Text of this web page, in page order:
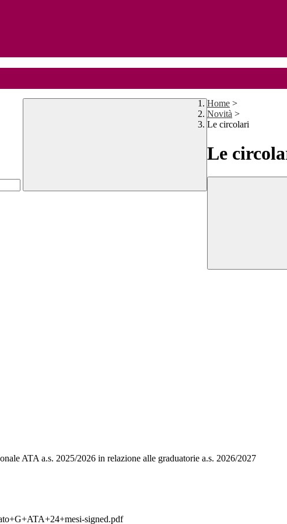
Home >
Novità >
Le circolari
Le
ATA a.s. 2025/2026 in relazione alle graduatorie a.s. 2026/2027
signed.pdf